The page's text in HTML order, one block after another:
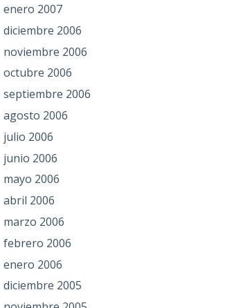
enero 2007
diciembre 2006
noviembre 2006
octubre 2006
septiembre 2006
agosto 2006
julio 2006
junio 2006
mayo 2006
abril 2006
marzo 2006
febrero 2006
enero 2006
diciembre 2005